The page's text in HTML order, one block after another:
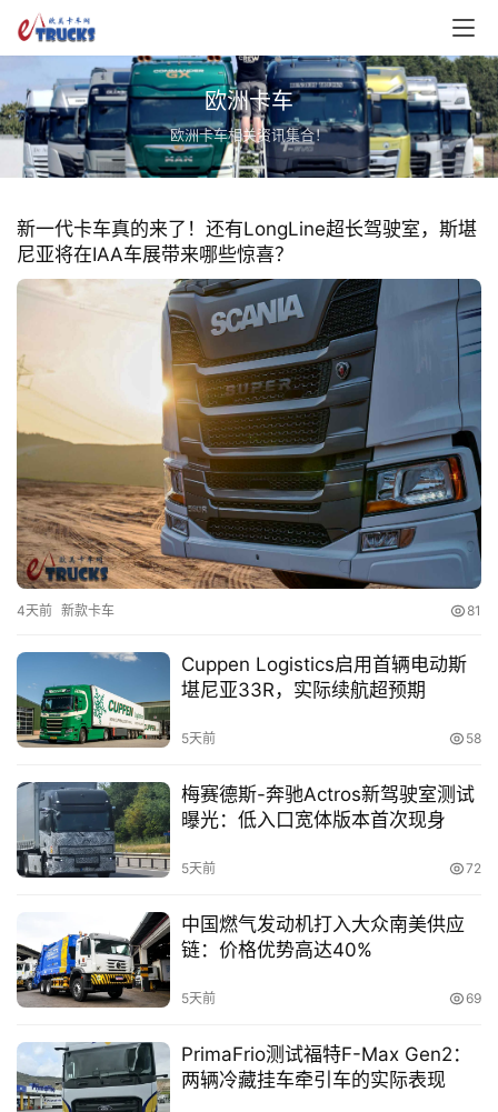
首
独
家
资
欧洲卡车
欧洲卡车相关资讯集合！
新一代卡车真的来了！还有LongLine超长驾驶室，斯堪
尼亚将在IAA车展带来哪些惊喜？
4天前 新款卡车 81
Cuppen Logistics启用首辆电动斯
堪尼亚33R，实际续航超预期
5天前 58
梅赛德斯-奔驰Actros新驾驶室测试
曝光：低入口宽体版本首次现身
5天前 72
中国燃气发动机打入大众南美供应
链：价格优势高达40%
5天前 69
PrimaFrio测试福特F-Max Gen2：
两辆冷藏挂车牵引车的实际表现